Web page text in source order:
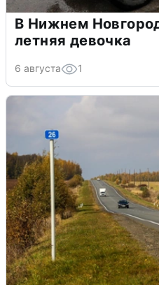
В Нижнем
летняя девочка
6 августа 1